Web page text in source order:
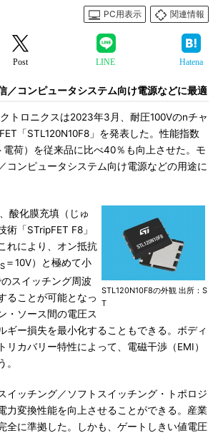
PC用表示
関連情報
Post LINE Hatena
／コンピュータシステム向け電源などに最適
トロニクスは2023年3月、耐圧100Vのnチャ
「STL120N10F8」を発表した。性能指数
電荷）を従来品に比べ40％も向上させた。モ
コンピュータシステム向け電源などの用途に
STL120N10F8の外観 出所：S
T
酸化膜充填（じゅ
術「STripFET F8」
れにより、オン抵抗
＝10V）と極めて小
スイッチング周波
ることが可能となっ
・ソース間の電圧ス
ギー損失を最小化することもできる。ボディ
リカバリー特性によって、電磁干渉（EMI）
。
イッチング／ソフトスイッチング・トポロジ
力変換性能を向上させることができる。産業
全に準拠した。しかも、ゲートしきい値電圧